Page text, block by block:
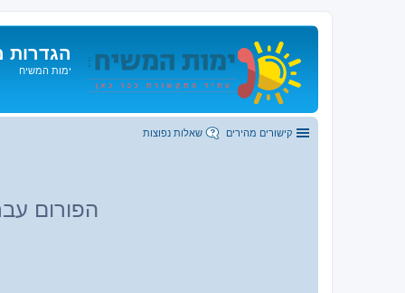
הגדרות
ימות המשיח
קישורים מהירים שאלות נפוצות
הפורום